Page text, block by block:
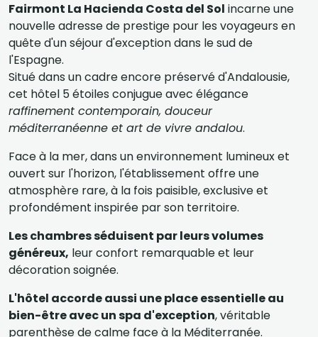
Fairmont La Hacienda Costa del Sol incarne une
nouvelle adresse de prestige pour les voyageurs en
quête d'un séjour d'exception dans le sud de
l'Espagne.
Situé dans un cadre encore préservé d'Andalousie,
cet hôtel 5 étoiles conjugue avec élégance
raffinement contemporain, douceur
méditerranéenne et art de vivre andalou.
Face à la mer, dans un environnement lumineux et
ouvert sur l'horizon, l'établissement offre une
atmosphère rare, à la fois paisible, exclusive et
profondément inspirée par son territoire.
Les chambres séduisent par leurs volumes
généreux, leur confort remarquable et leur
décoration soignée.
L'hôtel accorde aussi une place essentielle au
bien-être avec un spa d'exception, véritable
parenthèse de calme face à la Méditerranée.